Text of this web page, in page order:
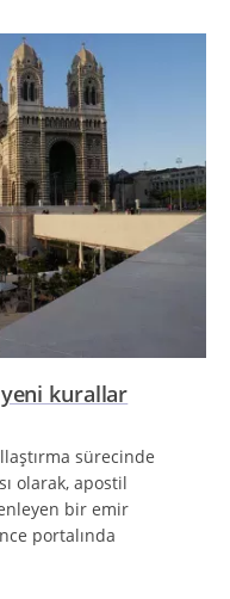
kurallar
sürecinde
olarak, apostil
bir emir
portalında